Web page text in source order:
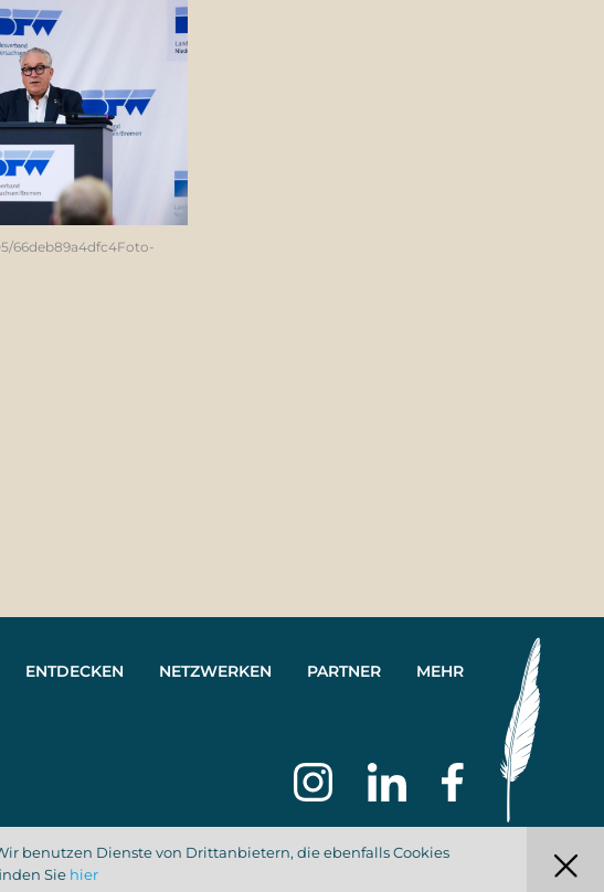
66deb89a4dfc4Foto-
ENTDECKEN NETZWERKEN PARTNER MEHR
benutzen Dienste von Drittanbietern, die ebenfalls Cookies
Sie hier